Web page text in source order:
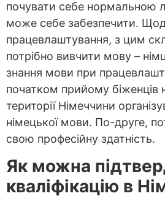
почувати себе нормальною
може себе забезпечити.
працевлаштування, з цим
потрібно вивчити мову –
знання мови при
початком прийому біженців
території Німеччини
німецької мови. По-друге,
свою професійну здатність.
Як можна
кваліфікацію в